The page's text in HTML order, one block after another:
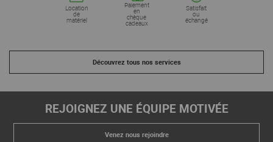
Location
de
matériel
Paiement
en
chèque
cadeaux
Satisfait
ou
échangé
Découvrez tous nos services
REJOIGNEZ UNE ÉQUIPE MOTIVÉE
Venez nous rejoindre